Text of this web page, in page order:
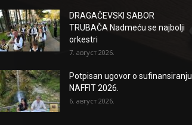
DRAGAČEVSKI SABOR
TRUBAČA Nadmeću se najbolji
orkestri
7. август 2026.
Potpisan ugovor o sufinansiranju
NAFFIT 2026.
6. август 2026.